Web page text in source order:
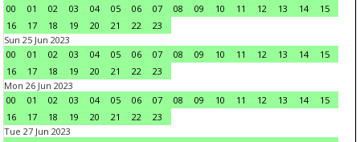
00
01 02 03 04 05 06 07 08 09 10 11 12 13 14
15
16
17 18 19 20 21 22
23
Sun 25 Jun 2023
00
01 02 03 04 05 06 07 08 09 10 11 12 13 14
15
16
17 18 19 20 21 22
23
Mon 26 Jun 2023
00
01 02 03 04 05 06 07 08 09 10 11 12 13 14
15
16
17 18 19 20 21 22
23
Tue 27 Jun 2023